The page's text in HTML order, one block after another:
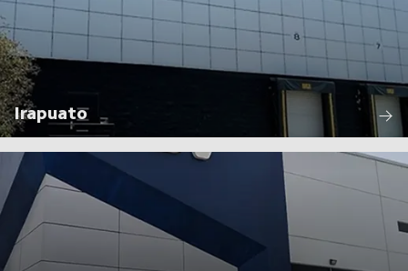
Irapuato